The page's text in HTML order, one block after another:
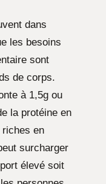
dans
les besoins
sont
de corps.
à 1,5g ou
la protéine en
riches en
surcharger
élevé soit